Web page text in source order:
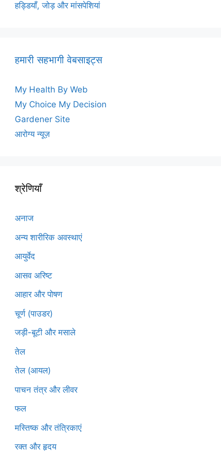
हड्डियाँ, जोड़ और मांसपेशियां
हमारी सहभागी वेबसाइट्स
My Health By Web
My Choice My Decision
Gardener Site
आरोग्य न्यूज़
श्रेणियाँ
अनाज
अन्य शारीरिक अवस्थाएं
आयुर्वेद
आसव अरिष्ट
आहार और पोषण
चूर्ण (पाउडर)
जड़ी-बूटी और मसाले
तेल
तेल (आयल)
पाचन तंत्र और लीवर
फल
मस्तिष्क और तंत्रिकाएं
रक्त और हृदय